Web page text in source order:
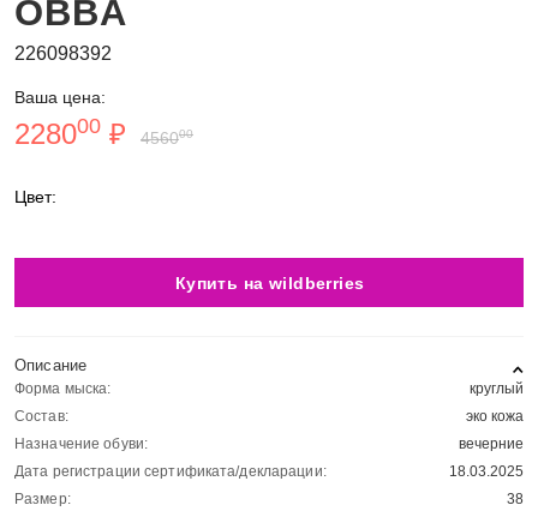
OBBA
226098392
Ваша цена:
228000 ₽ 456000
Цвет:
Купить на wildberries
Описание
Форма мыска:
круглый
Состав:
эко кожа
Назначение обуви:
вечерние
Дата регистрации сертификата/декларации:
18.03.2025
Размер:
38